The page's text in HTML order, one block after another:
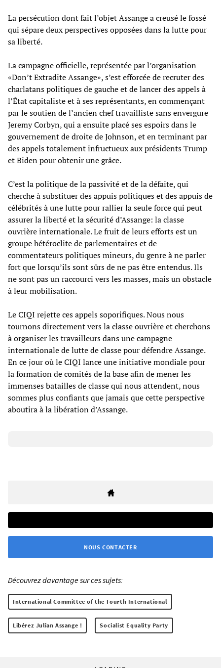
La persécution dont fait l’objet Assange a creusé le fossé
qui sépare deux perspectives opposées dans la lutte pour
sa liberté.
La campagne officielle, représentée par l’organisation
«Don’t Extradite Assange», s’est efforcée de recruter des
charlatans politiques de gauche et de lancer des appels à
l’État capitaliste et à ses représentants, en commençant
par le soutien de l’ancien chef travailliste sans envergure
Jeremy Corbyn, qui a ensuite placé ses espoirs dans le
gouvernement de droite de Johnson, et en terminant par
des appels totalement infructueux aux présidents Trump
et Biden pour obtenir une grâce.
C’est la politique de la passivité et de la défaite, qui
cherche à substituer des appuis politiques et des appuis de
célébrités à une lutte pour rallier la seule force qui peut
assurer la liberté et la sécurité d’Assange: la classe
ouvrière internationale. Le fruit de leurs efforts est un
groupe hétéroclite de parlementaires et de
commentateurs politiques mineurs, du genre à ne parler
fort que lorsqu’ils sont sûrs de ne pas être entendus. Ils
ne sont pas un raccourci vers les masses, mais un obstacle
à leur mobilisation.
Le CIQI rejette ces appels soporifiques. Nous nous
tournons directement vers la classe ouvrière et cherchons
à organiser les travailleurs dans une campagne
internationale de lutte de classe pour défendre Assange.
En ce jour où le CIQI lance une initiative mondiale pour
la formation de comités de la base afin de mener les
immenses batailles de classe qui nous attendent, nous
sommes plus confiants que jamais que cette perspective
aboutira à la libération d’Assange.
NOUS CONTACTER
Découvrez davantage sur ces sujets:
International Committee of the Fourth International
Libérez Julian Assange ! Socialist Equality Party